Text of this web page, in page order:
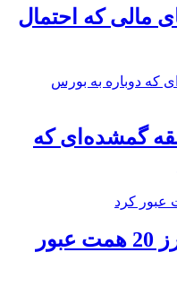
مالی که احتمال
گمشده‌ای که
ارزش معاملات خرد از مرز 20 همت عبور